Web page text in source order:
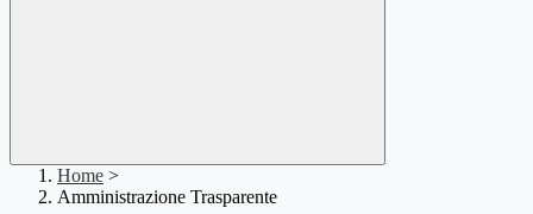
Home >
Amministrazione Trasparente